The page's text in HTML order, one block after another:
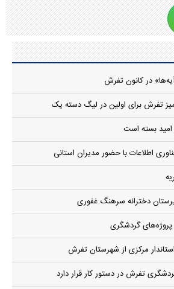
در کانون تفرش
تفرش برای اولین در لیگ دسته یک
بسته است
اطلاعات با حضور مدیران استانی
دخترانه سرهنگ غفوری
گردشگری
مرکزی از شهرستان تفرش
تفرش در دستور کار قرار دارد